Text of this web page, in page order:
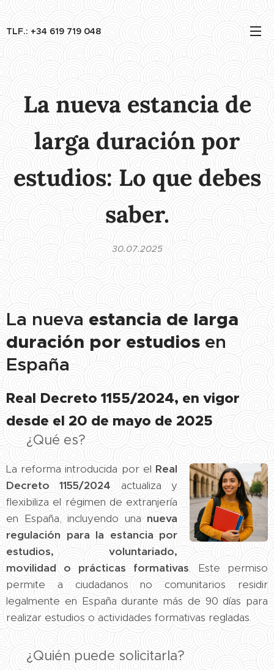
TLF.: +34 619 719 048
La nueva estancia de
larga duración por
estudios: Lo que debes
saber.
30.07.2025
La nueva estancia de larga
duración por estudios en
España
Real Decreto 1155/2024, en vigor
desde el 20 de mayo de 2025
✅ ¿Qué es?
La reforma introducida por el Real
Decreto 1155/2024 actualiza y
flexibiliza el régimen de extranjería
en España, incluyendo una nueva
regulación para la estancia por
estudios, voluntariado,
movilidad o prácticas formativas. Este permiso
permite a ciudadanos no comunitarios residir
legalmente en España durante más de 90 días para
realizar estudios o actividades formativas regladas.
🎓 ¿Quién puede solicitarla?